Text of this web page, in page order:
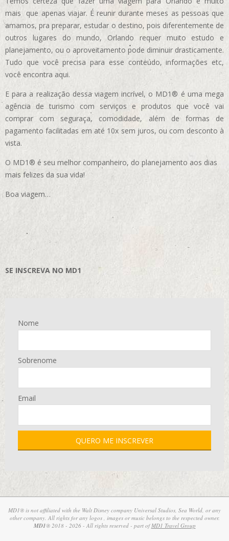
mais que apenas viajar. É reunir durante meses as pessoas que
amamos, pra preparar, estudar o destino, pois diferentemente de
outros lugares do mundo, Orlando requer muito estudo e
planejamento, ou o aproveitamento pode diminuir drasticamente.
Tudo que você precisa para esse conteúdo, informações etc,
você encontra aqui.
E para a realização dessa viagem incrível, o MD1® é uma mega
agência de turismo com serviços e produtos que você vai
comprar com seguraça, comodidade, além de formas de
pagamento facilitadas em até 10x sem juros, ou com desconto à
vista.
O MD1® é seu melhor companheiro, do planejamento aos dias
mais felizes da sua vida!
Boa viagem…
SE INSCREVA NO MD1
Nome
Sobrenome
Email
MD1® is not affiliated with the Walt Disney company Universal Studios, Sea World, or any
other company. All rights for any logos , images or music belongs to the respected owner.
MD1® 2018 - 2026 - All rights reserved - part ofMD1 Travel Group